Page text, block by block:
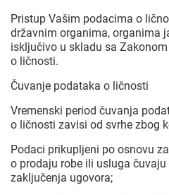
Pristup Vašim podacima o
državnim organima, organima
isključivo u skladu sa
o ličnosti.
Čuvanje podataka o ličnosti
Vremenski period čuvanja
o ličnosti zavisi od svrhe zbog
Podaci prikupljeni po osnovu
o prodaju robe ili usluga
zaključenja ugovora;